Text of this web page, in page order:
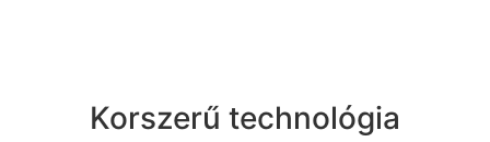
Korszerű technológia